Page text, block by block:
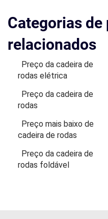
Categorias de
relacionados
Preço da cadeira de
rodas elétrica
Preço da cadeira de
rodas
Preço mais baixo de
cadeira de rodas
Preço da cadeira de
rodas foldável